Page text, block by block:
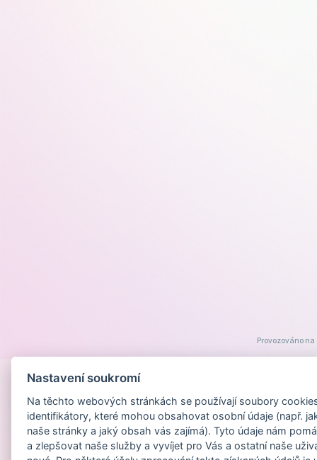
Provozováno
Nastavení soukromí
Na těchto webových stránkách se používají soubory
identifikátory, které mohou obsahovat osobní údaje (např.
naše stránky a jaký obsah vás zajímá). Tyto údaje nám
a zlepšovat naše služby a vyvíjet pro Vás a ostatní naše